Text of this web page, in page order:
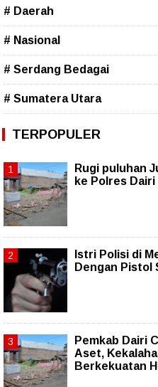
# Daerah
# Nasional
# Serdang Bedagai
# Sumatera Utara
TERPOPULER
Rugi puluhan
ke Polres
Istri Polisi di
Dengan Pistol
Pemkab Dairi
Aset,
Berkekuatan